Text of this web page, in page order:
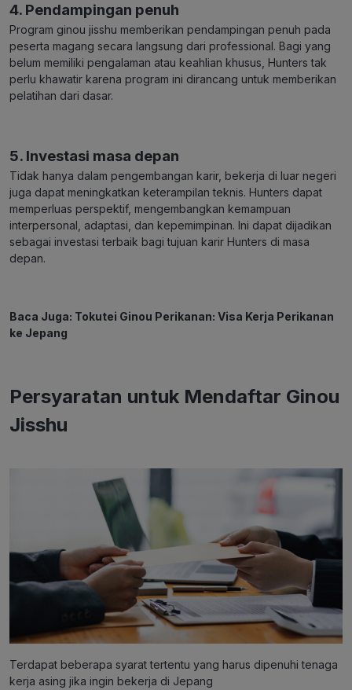
4. Pendampingan penuh
Program ginou jisshu memberikan pendampingan penuh pada
peserta magang secara langsung dari professional. Bagi yang
belum memiliki pengalaman atau keahlian khusus, Hunters tak
perlu khawatir karena program ini dirancang untuk memberikan
pelatihan dari dasar.
5. Investasi masa depan
Tidak hanya dalam pengembangan karir, bekerja di luar negeri
juga dapat meningkatkan keterampilan teknis. Hunters dapat
memperluas perspektif, mengembangkan kemampuan
interpersonal, adaptasi, dan kepemimpinan. Ini dapat dijadikan
sebagai investasi terbaik bagi tujuan karir Hunters di masa
depan.
Baca Juga: Tokutei Ginou Perikanan: Visa Kerja Perikanan
ke Jepang
Persyaratan untuk Mendaftar Ginou
Jisshu
Terdapat beberapa syarat tertentu yang harus dipenuhi tenaga
kerja asing jika ingin bekerja di Jepang